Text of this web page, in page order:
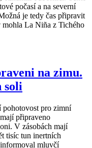
počasí a na severní
je tedy čas připravit
La Niña z Tichého
na zimu.
soli
pohotovost pro zimní
připraveno
V zásobách mají
tisíc tun inertních
mluvčí